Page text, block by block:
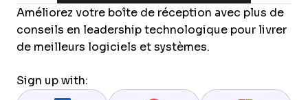
Améliorez votre boîte de réception avec plus de
conseils en leadership technologique pour livrer
de meilleurs logiciels et systèmes.
Sign up with: